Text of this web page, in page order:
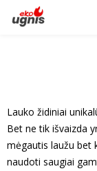
Lauko židiniai
Bet ne tik išvaizda
mėgautis laužu bet
naudoti saugiai